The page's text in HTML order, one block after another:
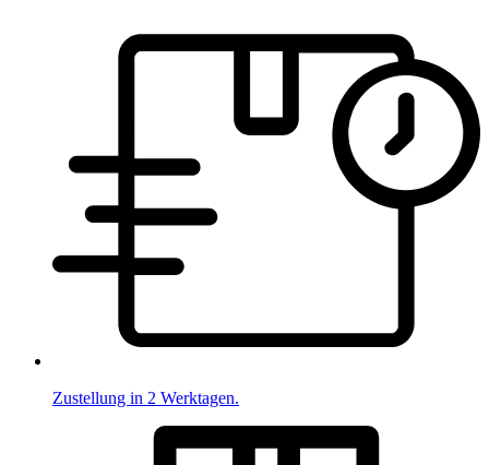
Zustellung in 2 Werktagen.